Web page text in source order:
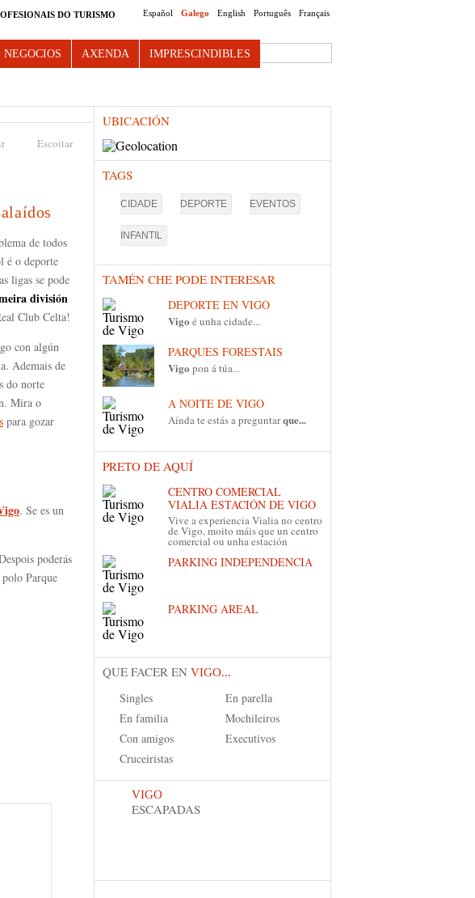
Español Galego English Português Français
DO TURISMO
Search this site
AXENDA IMPRESCINDIBLES
Escoitar
de todos
é o deporte
ligas se pode
división
Club Celta!
con algún
Ademais de
do norte
Mira o
para gozar
. Se es un
poderás
Parque
UBICACIÓN
TAGS
CIDADE DEPORTE EVENTOS
INFANTIL
TAMÉN CHE PODE INTERESAR
DEPORTE EN VIGO
Vigo é unha cidade...
PARQUES FORESTAIS
Vigo pon á túa...
A NOITE DE VIGO
Aínda te estás a preguntarque...
PRETO DE AQUÍ
CENTRO COMERCIAL
VIALIA ESTACIÓN DE VIGO
Vive a experiencia Vialia no centro
de Vigo, moito máis que un centro
comercial ou unha estación
PARKING INDEPENDENCIA
PARKING AREAL
QUE FACER EN VIGO...
Singles
En parella
En familia
Mochileiros
Con amigos
Executivos
Cruceiristas
VIGO
ESCAPADAS